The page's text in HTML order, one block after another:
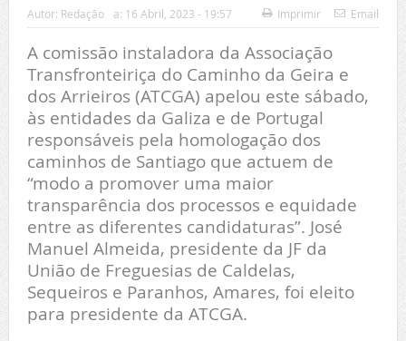
Autor: Redação a: 16 Abril, 2023 - 19:57 Imprimir Email
A comissão instaladora da Associação
Transfronteiriça do Caminho da Geira e
dos Arrieiros (ATCGA) apelou este sábado,
às entidades da Galiza e de Portugal
responsáveis pela homologação dos
caminhos de Santiago que actuem de
“modo a promover uma maior
transparência dos processos e equidade
entre as diferentes candidaturas”. José
Manuel Almeida, presidente da JF da
União de Freguesias de Caldelas,
Sequeiros e Paranhos, Amares, foi eleito
para presidente da ATCGA.